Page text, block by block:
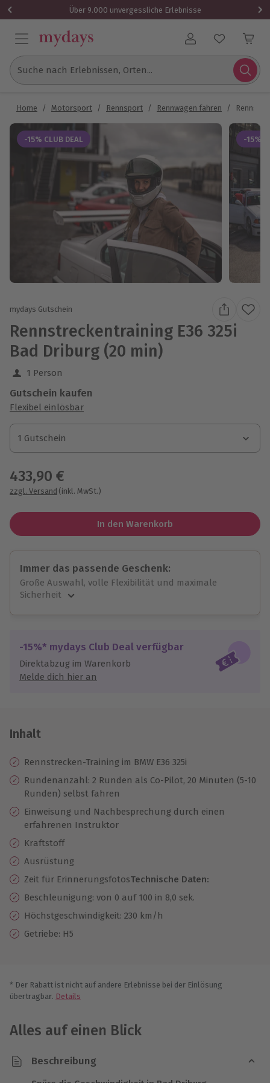
Über 9.000 unvergessliche Erlebnisse
Benutzerkonto
Suche nach Erlebnissen, Orten...
Home / Motorsport / Rennsport / Rennwagen fahren /
-15% CLUB DEAL -15%
mydays Gutschein
Rennstreckentraining E36 325i
Bad Driburg (20 min)
1 Person
Gutschein kaufen
Flexibel einlösbar
1 Gutschein
1 Gutschein
1 Gutschein
433,90 €
zzgl. Versand (inkl. MwSt.)
In den Warenkorb
Immer das passende Geschenk:
Große Auswahl, volle Flexibilität und maximale
Sicherheit
Jeder Gutschein für alle Erlebnisse einlösbar.
Maximale Sicherheit
10 Jahre gültig & verlängerbar.
-15%* mydays Club Deal verfügbar
Direktabzug im Warenkorb
Melde dich hier an
Inhalt
Rennstrecken-Training im BMW E36 325i
Rundenanzahl: 2 Runden als Co-Pilot, 20 Minuten (5-10
Runden) selbst fahren
Einweisung und Nachbesprechung durch einen
erfahrenen Instruktor
Kraftstoff
Ausrüstung
Zeit für ErinnerungsfotosTechnische Daten:
Beschleunigung: von 0 auf 100 in 8,0 sek.
Höchstgeschwindigkeit: 230 km/h
Getriebe: H5
* Der Rabatt ist nicht auf andere Erlebnisse bei der Einlösung
übertragbar. Details
Alles auf einen Blick
Beschreibung